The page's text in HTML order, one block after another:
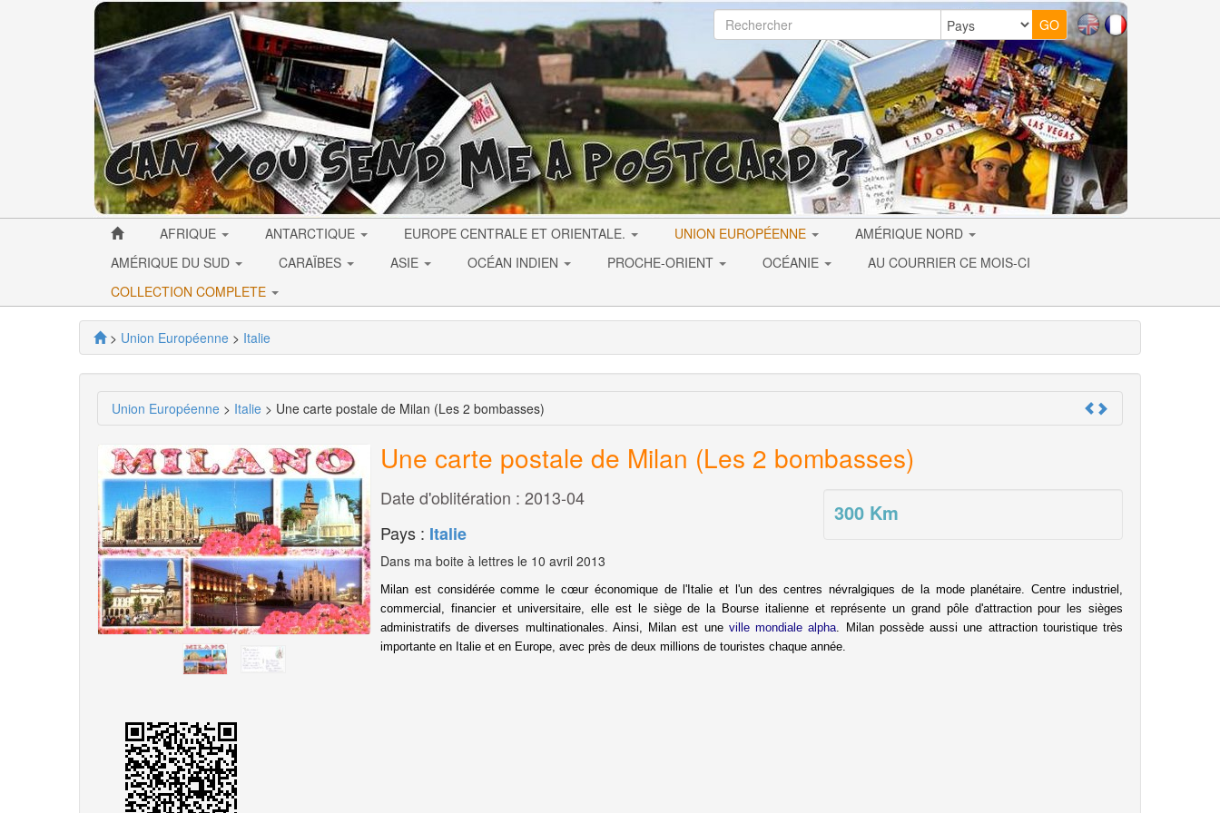
AFRIQUE ANTARCTIQUE EUROPE CENTRALE ET ORIENTALE. UNION EUROPÉENNE
AMÉRIQUE NORD
AMÉRIQUE DU SUD
CARAÏBES ASIE OCÉAN INDIEN PROCHE-ORIENT OCÉANIE
AU COURRIER CE MOIS-CI
COLLECTION COMPLETE
> Union Européenne > Italie
Union Européenne > Italie > Une carte postale de Milan (Les 2 bombasses)
Une carte postale de Milan (Les 2 bombasses)
300 Km
Date d'oblitération : 2013-04
Pays : Italie
Dans ma boite à lettres le 10 avril 2013
Milan est considérée comme le cœur économique de l'Italie et l'un des centres névralgiques de la mode planétaire. Centre industriel,
commercial, financier et universitaire, elle est le siège de la Bourse italienne et représente un grand pôle d'attraction pour les sièges
administratifs de diverses multinationales. Ainsi, Milan est une ville mondiale alpha. Milan possède aussi une attraction touristique très
importante en Italie et en Europe, avec près de deux millions de touristes chaque année.